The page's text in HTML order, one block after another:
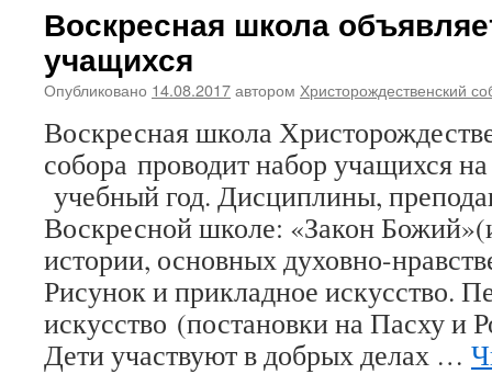
Воскресная школа
учащихся
Опубликовано 14.08.2017автором Христорождественский
Воскресная школа
собора проводит набор учащихся
учебный год. Дисциплины,
Воскресной школе: «Закон
истории, основных духовно-
Рисунок и прикладное искусство.
искусство (постановки на Пасху и
Дети участвуют в добрых делах …